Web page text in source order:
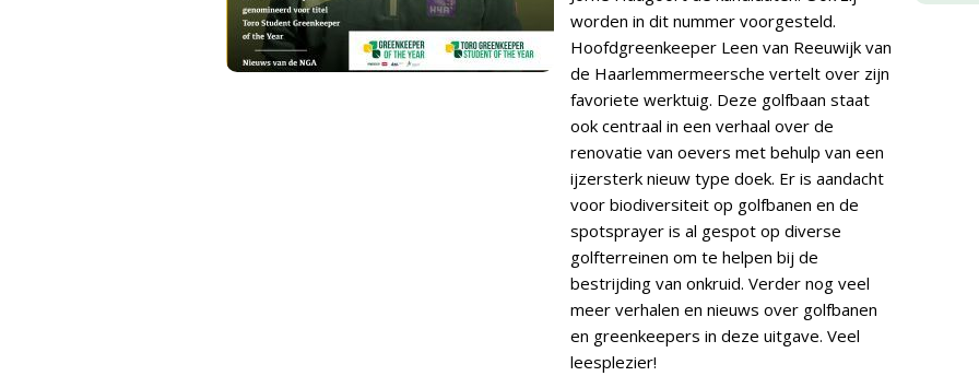
worden in dit nummer voorgesteld.
Hoofdgreenkeeper Leen van Reeuwijk van
de Haarlemmermeersche vertelt over zijn
favoriete werktuig. Deze golfbaan staat
ook centraal in een verhaal over de
renovatie van oevers met behulp van een
ijzersterk nieuw type doek. Er is aandacht
voor biodiversiteit op golfbanen en de
spotsprayer is al gespot op diverse
golfterreinen om te helpen bij de
bestrijding van onkruid. Verder nog veel
meer verhalen en nieuws over golfbanen
en greenkeepers in deze uitgave. Veel
leesplezier!